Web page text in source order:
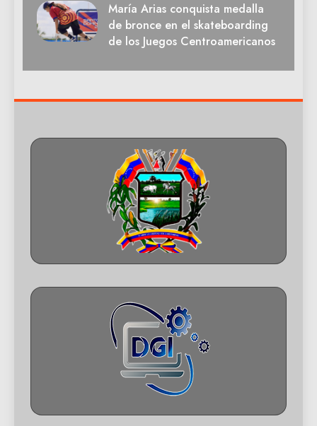
María Arias conquista medalla
de bronce en el skateboarding
de los Juegos Centroamericanos